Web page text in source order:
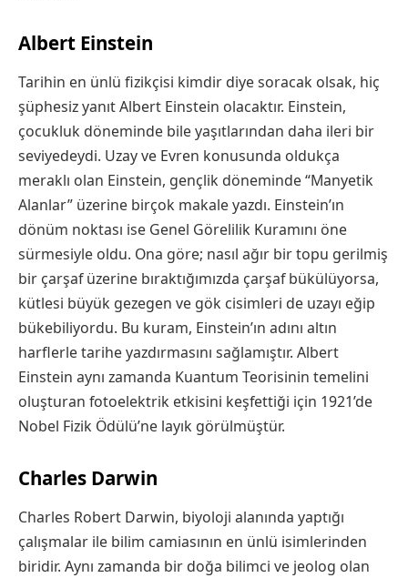
Albert Einstein
Tarihin en ünlü fizikçisi kimdir diye soracak olsak, hiç
şüphesiz yanıt Albert Einstein olacaktır. Einstein,
çocukluk döneminde bile yaşıtlarından daha ileri bir
seviyedeydi. Uzay ve Evren konusunda oldukça
meraklı olan Einstein, gençlik döneminde “Manyetik
Alanlar” üzerine birçok makale yazdı. Einstein’ın
dönüm noktası ise Genel Görelilik Kuramını öne
sürmesiyle oldu. Ona göre; nasıl ağır bir topu gerilmiş
bir çarşaf üzerine bıraktığımızda çarşaf bükülüyorsa,
kütlesi büyük gezegen ve gök cisimleri de uzayı eğip
bükebiliyordu. Bu kuram, Einstein’ın adını altın
harflerle tarihe yazdırmasını sağlamıştır. Albert
Einstein aynı zamanda Kuantum Teorisinin temelini
oluşturan fotoelektrik etkisini keşfettiği için 1921’de
Nobel Fizik Ödülü’ne layık görülmüştür.
Charles Darwin
Charles Robert Darwin, biyoloji alanında yaptığı
çalışmalar ile bilim camiasının en ünlü isimlerinden
biridir. Aynı zamanda bir doğa bilimci ve jeolog olan